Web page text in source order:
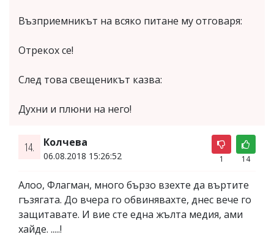
Възприемникът на всяко питане му отговаря:
Отрекох се!
След това свещеникът казва:
Духни и плюни на него!
14. Колчева
06.08.2018 15:26:52 1 14
Алоо, Флагман, много бързо взехте да въртите
гъзягата. До вчера го обвинявахте, днес вече го
защитавате. И вие сте една жълта медия, ами
хайде. .....!